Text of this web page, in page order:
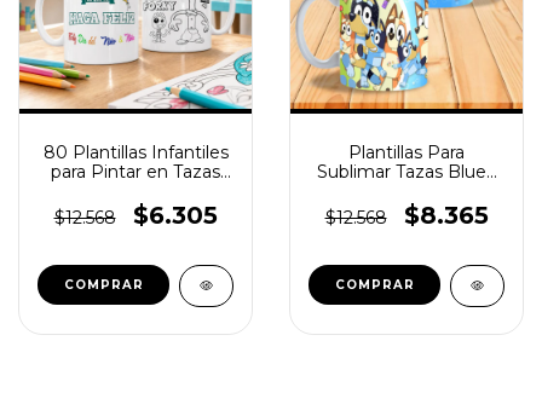
80 Plantillas Infantiles
para Pintar en Tazas
$12.568
$6.305
Plantillas Para
Sublimar Tazas Bluey
$12.568
$8.365